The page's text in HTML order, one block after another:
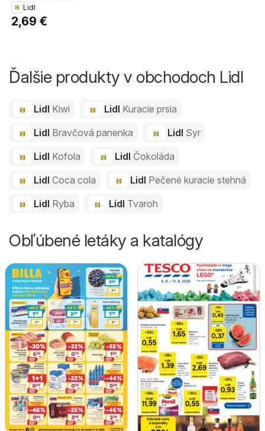
Lidl
2,69 €
Ďalšie produkty v obchodoch Lidl
Lidl Kiwi Lidl Kuracie prsia
Lidl Bravčová panenka Lidl Syr
Lidl Kofola Lidl Čokoláda
Lidl Coca cola Lidl Pečené kuracie stehná
Lidl Ryba Lidl Tvaroh
Obľúbené letáky a katalógy